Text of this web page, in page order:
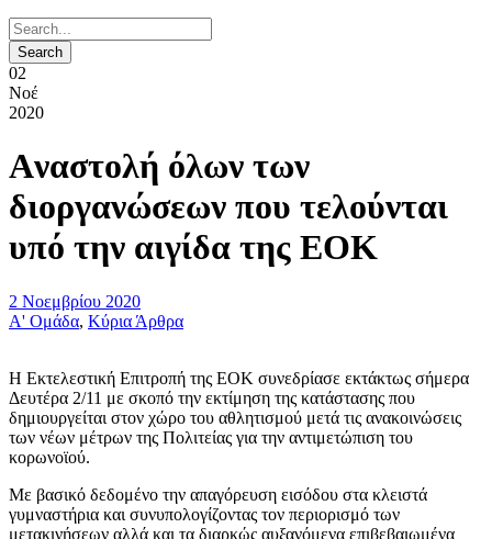
02
Νοέ
2020
Aναστολή όλων των
διοργανώσεων που τελούνται
υπό την αιγίδα της ΕΟΚ
2 Νοεμβρίου 2020
Α' Ομάδα, Κύρια Άρθρα
Η Εκτελεστική Επιτροπή της ΕΟΚ συνεδρίασε εκτάκτως σήμερα
Δευτέρα 2/11 με σκοπό την εκτίμηση της κατάστασης που
δημιουργείται στον χώρο του αθλητισμού μετά τις ανακοινώσεις
των νέων μέτρων της Πολιτείας για την αντιμετώπιση του
κορωνοϊού.
Με βασικό δεδομένο την απαγόρευση εισόδου στα κλειστά
γυμναστήρια και συνυπολογίζοντας τον περιορισμό των
μετακινήσεων αλλά και τα διαρκώς αυξανόμενα επιβεβαιωμένα